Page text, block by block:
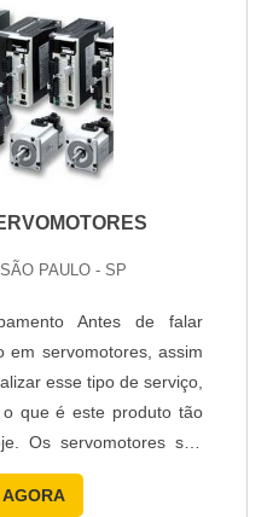
PAULO - SP
Antes de falar
em servomotores, assim
esse tipo de serviço,
que é este produto tão
Os servomotores são
de mensagens de
coerente com o